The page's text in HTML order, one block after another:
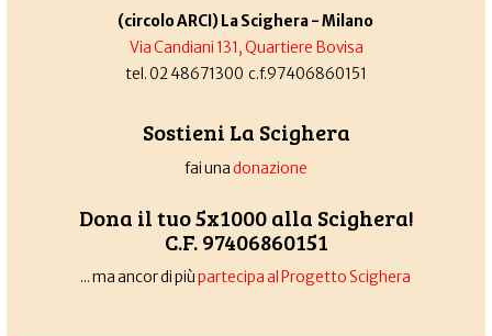
(circolo ARCI) La Scighera - Milano
Via Candiani 131, Quartiere Bovisa
tel. 02 48671300 c.f.97406860151
Sostieni La Scighera
fai unadonazione
Dona il tuo 5x1000 alla Scighera!
C.F. 97406860151
... ma ancor di piùpartecipa al Progetto Scighera